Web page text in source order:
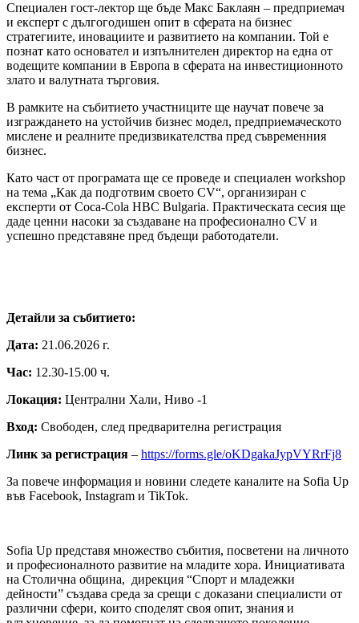
Специален гост-лектор ще бъде Макс Баклаян – предприемач
и експерт с дългогодишен опит в сферата на бизнес
стратегиите, иновациите и развитието на компании. Той е
познат като основател и изпълнителен директор на една от
водещите компании в Европа в сферата на инвестиционното
злато и валутната търговия.
В рамките на събитието участниците ще научат повече за
изграждането на устойчив бизнес модел, предприемаческото
мислене и реалните предизвикателства пред съвременния
бизнес.
Като част от програмата ще се проведе и специален workshop
на тема „Как да подготвим своето CV“, организиран с
експерти от Coca-Cola HBC Bulgaria. Практическата сесия ще
даде ценни насоки за създаване на професионално CV и
успешно представяне пред бъдещи работодатели.
Детайли за събитието:
Дата: 21.06.2026 г.
Час: 12.30-15.00 ч.
Локация: Централни Хали, Ниво -1
Вход: Свободен, след предварителна регистрация
Линк за регистрация – https://forms.gle/oKDgakaJypVYRrFj8
За повече информация и новини следете каналите на Sofia Up
във Facebook, Instagram и TikTok.
Sofia Up представя множество събития, посветени на личното
и професионалното развитие на младите хора. Инициативата
на Столична община, дирекция “Спорт и младежки
дейности” създава среда за срещи с доказани специалисти от
различни сфери, които споделят своя опит, знания и